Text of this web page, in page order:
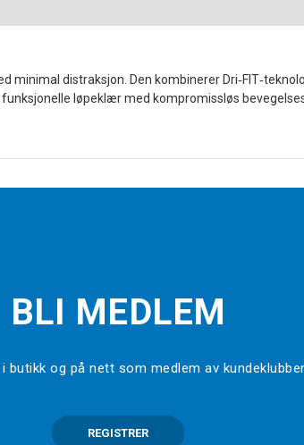
distraksjon. Den kombinerer
løpeklær med kompromissløs
BLI MEDLEM
butikk og på nett som medlem av
REGISTRER